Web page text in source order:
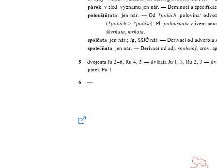
párekv sled. významu jen nář. — Deminucí a
polouš(ň)ata jen nář. — Od *polúch
,polovina‘
(*polúch > *polúše). Pl. poloušňata vlivem
škvrňata mrňata
spolčata jen nář.; Jg, SSJČ nář. — Derivací od adverbia
společňata jen nář. — Derivací od adj. společný, srov.
5 dvojčata Ju 2–6, Ru 4, 5 — dvíčata Ju 1, 3, Ru 2, 3 —
párek Po 1
6 —